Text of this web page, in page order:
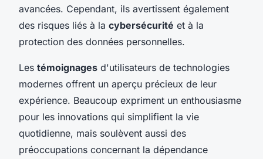
avancées. Cependant, ils avertissent également
des risques liés à la cybersécurité et à la
protection des données personnelles.
Les témoignages d'utilisateurs de technologies
modernes offrent un aperçu précieux de leur
expérience. Beaucoup expriment un enthousiasme
pour les innovations qui simplifient la vie
quotidienne, mais soulèvent aussi des
préoccupations concernant la dépendance